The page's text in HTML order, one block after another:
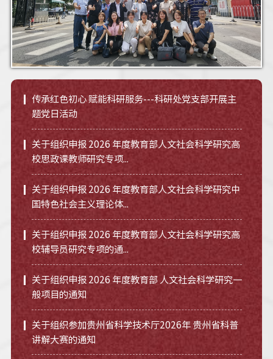
传承红色初心 赋能科研服务---科研处党支部开展主
题党日活动
关于组织申报 2026 年度教育部人文社会科学研究高
校思政课教师研究专项...
关于组织申报 2026 年度教育部人文社会科学研究中
国特色社会主义理论体...
关于组织申报 2026 年度教育部人文社会科学研究高
校辅导员研究专项的通...
关于组织申报 2026 年度教育部 人文社会科学研究一
般项目的通知
关于组织参加贵州省科学技术厅2026年 贵州省科普
讲解大赛的通知